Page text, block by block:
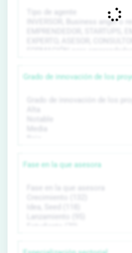
Grado de innovación de los
Fase en la que asesora